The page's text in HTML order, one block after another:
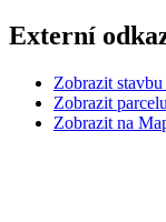
Externí
Zobrazit
Zobrazit
Zobrazit na